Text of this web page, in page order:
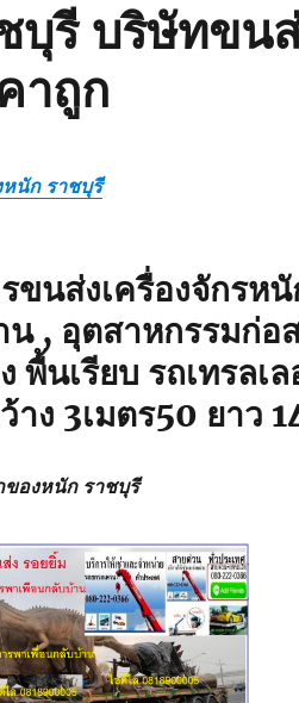
บุรี บริษัทข
าถูก
นัก ราชบุรี
ขนส่งเครื่องจักรห
น , อุตสาหกรรมก่อ
พื้นเรียบ รถเทรลเ
าง 3เมตร50 ยาว
ของหนัก ราชบุรี